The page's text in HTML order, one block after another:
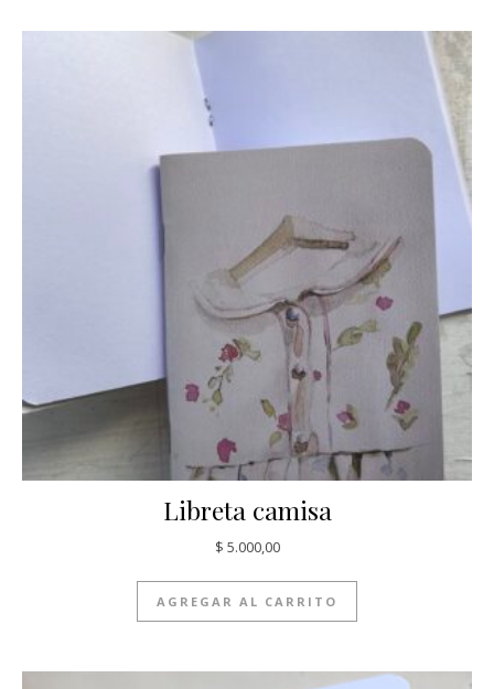
Libreta camisa
$ 5.000,00
AGREGAR AL CARRITO